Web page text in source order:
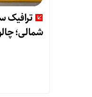
ترافیک
شمالی؛